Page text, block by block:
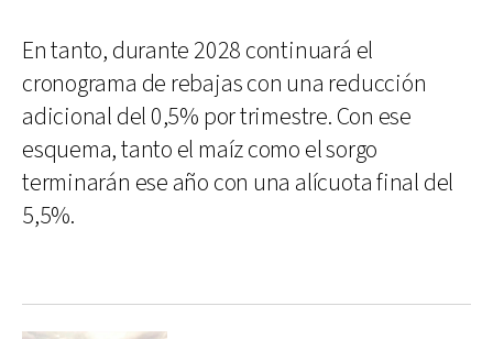
En tanto, durante 2028 continuará el
cronograma de rebajas con una reducción
adicional del 0,5% por trimestre. Con ese
esquema, tanto el maíz como el sorgo
terminarán ese año con una alícuota final del
5,5%.